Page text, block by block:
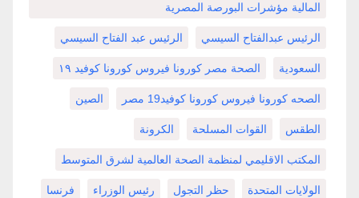
المالية مؤشرات البورصة المصرية
الرئيس عبدالفتاح السيسي الرئيس عبد الفتاح السيسي
السعودية الصحة مصر كورونا فيروس كورونا كوفيد ١٩
الصحه كورونا فيروس كورونا كوفيد19 مصر الصين
الطقس القوات المسلحة الكرونة
المكتب الاقليمي لمنظمة الصحة العالمية لشرق المتوسط
الولايات المتحدة حظر التجول رئيس الوزراء فرنسا